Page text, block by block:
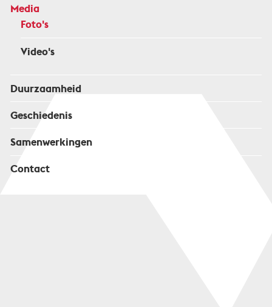
Media
Foto's
Video's
Duurzaamheid
Geschiedenis
Samenwerkingen
Contact